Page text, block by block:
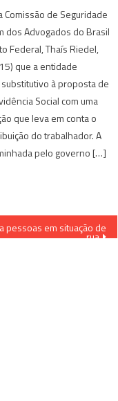
de Seguridade
dos Advogados do Brasil
Federal, Thaís Riedel,
que a entidade
à proposta de
Social com uma
que leva em conta o
do trabalhador. A
pelo governo […]
pessoas em situação de
rua